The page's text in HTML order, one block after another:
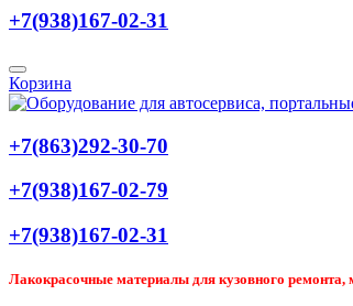
+7(938)167-02-31
Корзина
+7(863)292-30-70
+7(938)167-02-79
+7(938)167-02-31
Лакокрасочные материалы для кузовного ремонта,